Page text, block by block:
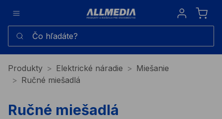
Sign in
Čo hľadáte?
Produkty Elektrické náradie
Miešanie
Ručné miešadlá
Ručné miešadlá